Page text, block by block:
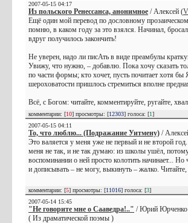
2007-05-15 04:17
Из польского Ренессанса, анонимное / Алексей (
Ещё один мой перевод по дословному
помню, в каком году за это взялся. Начинал,
вдруг получилось закончить!
Не уверен, надо ли писАть в виде преамбулы
Увижу, что нужно, – добавлю. Пока хочу сказать
по части формы; кто хочет, пусть почитает хотя
шероховатости пришлось стремиться вполне
Всё, с Богом: читайте, комментируйте, ругайте,
комментарии: [10] просмотры: [12303] голоса: [1]
2007-05-15 04:11
То, что люблю... (Подражание Уитмену) /
Это валяется у меня уже не первый и не второй
меня не так, и не так думаю: из школы ушёл,
воспоминании о ней просто колотить начинает...
и дописывать – не могу, выкинуть – жалко.
комментарии: [5] просмотры: [11016] голоса: [3]
2007-05-14 15:45
"Не говорите мне о Сааведра!.." / Юрий
( Из драматической поэмы )